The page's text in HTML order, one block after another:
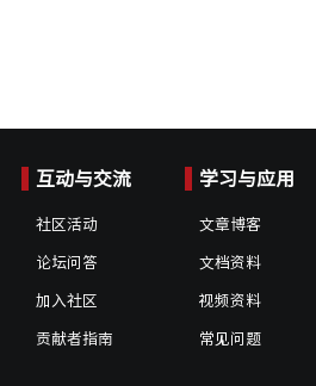
互动与交流
社区活动
论坛问答
加入社区
贡献者指南
学习与应用
文章博客
文档资料
视频资料
常见问题